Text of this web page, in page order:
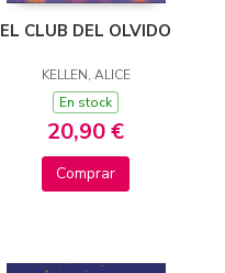
EL CLUB DEL OLVIDO
KELLEN, ALICE
En stock
20,90 €
Comprar